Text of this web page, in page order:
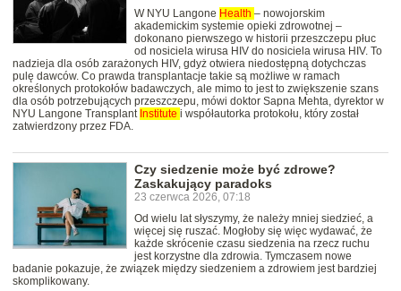
W NYU Langone Health – nowojorskim
akademickim systemie opieki zdrowotnej –
dokonano pierwszego w historii przeszczepu płuc
od nosiciela wirusa HIV do nosiciela wirusa HIV. To
nadzieja dla osób zarażonych HIV, gdyż otwiera niedostępną dotychczas
pulę dawców. Co prawda transplantacje takie są możliwe w ramach
określonych protokołów badawczych, ale mimo to jest to zwiększenie szans
dla osób potrzebujących przeszczepu, mówi doktor Sapna Mehta, dyrektor w
NYU Langone Transplant Institute i współautorka protokołu, który został
zatwierdzony przez FDA.
Czy siedzenie może być zdrowe?
Zaskakujący paradoks
23 czerwca 2026, 07:18
Od wielu lat słyszymy, że należy mniej siedzieć, a
więcej się ruszać. Mogłoby się więc wydawać, że
każde skrócenie czasu siedzenia na rzecz ruchu
jest korzystne dla zdrowia. Tymczasem nowe
badanie pokazuje, że związek między siedzeniem a zdrowiem jest bardziej
skomplikowany.